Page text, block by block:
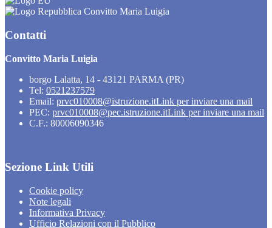
Convitto Maria Luigia
Contatti
Convitto Maria Luigia
borgo Lalatta, 14 - 43121 PARMA (PR)
Tel: 0521237579
Email: prvc010008@istruzione.itLink per inviare una mail
PEC: prvc010008@pec.istruzione.itLink per inviare una mail
C.F.: 80006090346
Sezione Link Utili
Cookie policy
Note legali
Informativa Privacy
Ufficio Relazioni con il Pubblico